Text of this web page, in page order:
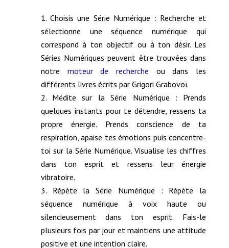
Choisis une Série Numérique : Recherche et
sélectionne une séquence numérique qui
correspond à ton objectif ou à ton désir. Les
Séries Numériques peuvent être trouvées dans
notre moteur de recherche ou dans les
différents livres écrits par Grigori Grabovoï.
Médite sur la Série Numérique : Prends
quelques instants pour te détendre, ressens ta
propre énergie. Prends conscience de ta
respiration, apaise tes émotions puis concentre-
toi sur la Série Numérique. Visualise les chiffres
dans ton esprit et ressens leur énergie
vibratoire.
Répète la Série Numérique : Répète la
séquence numérique à voix haute ou
silencieusement dans ton esprit. Fais-le
plusieurs fois par jour et maintiens une attitude
positive et une intention claire.